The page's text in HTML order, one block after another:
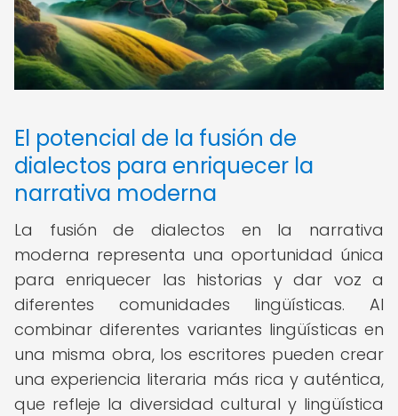
El potencial de la fusión de
dialectos para enriquecer la
narrativa moderna
La fusión de dialectos en la narrativa
moderna representa una oportunidad única
para enriquecer las historias y dar voz a
diferentes comunidades lingüísticas. Al
combinar diferentes variantes lingüísticas en
una misma obra, los escritores pueden crear
una experiencia literaria más rica y auténtica,
que refleje la diversidad cultural y lingüística